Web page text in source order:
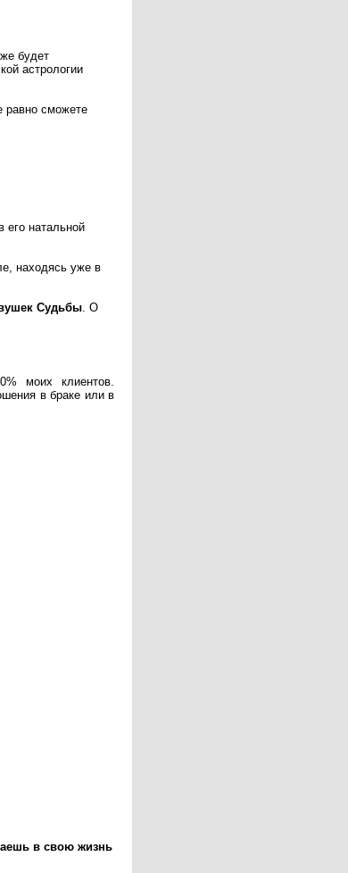
будет
астрологии
равно сможете
его натальной
находясь уже в
Судьбы. О
моих клиентов.
в браке или в
в свою жизнь